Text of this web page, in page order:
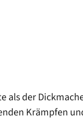
der
Krämpfen